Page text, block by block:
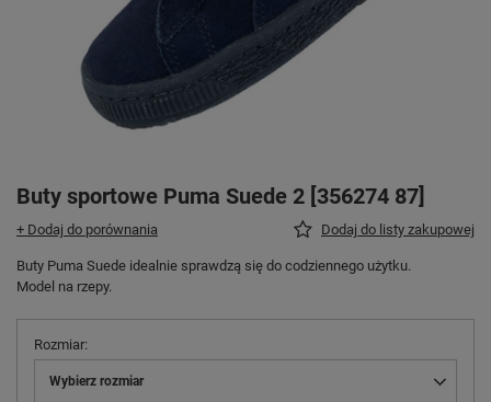
Buty sportowe Puma Suede 2 [356274 87]
+ Dodaj do porównania Dodaj do listy zakupowej
Buty Puma Suede idealnie sprawdzą się do codziennego użytku.
Model na rzepy.
Rozmiar
Wybierz rozmiar